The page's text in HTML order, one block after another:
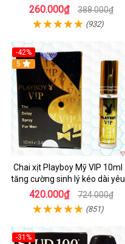
260.000₫ 388.000₫
(932)
-42%
5
Chai xịt Playboy Mỹ VIP 10ml
tăng cường sinh lý kéo dài yêu
420.000₫ 724.000₫
(851)
-31%